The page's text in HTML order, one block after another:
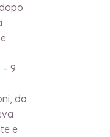
9
da
e